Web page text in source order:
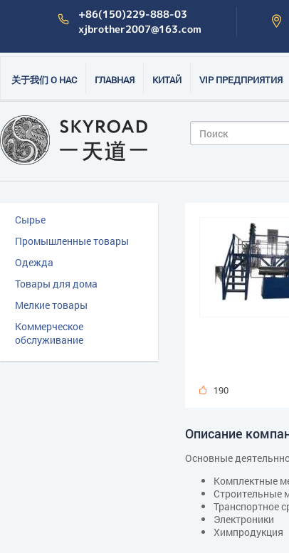
+86(150)229-888-03
xjbrother2007@163.com
关于我们 О НАС ГЛАВНАЯ КИТАЙ VIP ПРЕДПРИЯТИЯ
Сырье
Промышленные товары
Одежда
Товары для дома
Мелкие товары
Коммерческое
обслуживание
190
Описание
Основные
Комплектные
Строительные
Транспортное
Электроники
Химпродукция